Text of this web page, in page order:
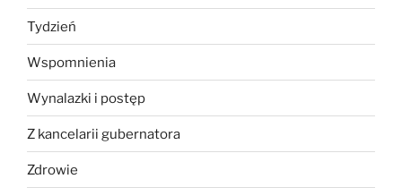
Tydzień
Wspomnienia
Wynalazki i postęp
Z kancelarii gubernatora
Zdrowie